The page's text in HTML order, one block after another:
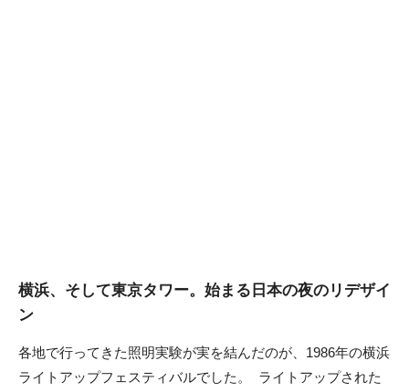
横浜、そして東京タワー。始まる日本の夜のリデザイ
ン
各地で行ってきた照明実験が実を結んだのが、1986年の横浜
ライトアップフェスティバルでした。 ライトアップされた